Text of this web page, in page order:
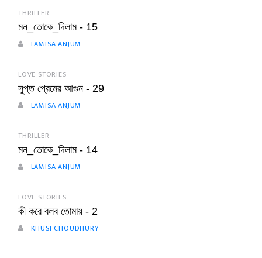
THRILLER
মন_তোকে_দিলাম - 15
LAMISA ANJUM
LOVE STORIES
সুপ্ত প্রেমের আগুন - 29
LAMISA ANJUM
THRILLER
মন_তোকে_দিলাম - 14
LAMISA ANJUM
LOVE STORIES
কী করে বলব তোমায় - 2
KHUSI CHOUDHURY